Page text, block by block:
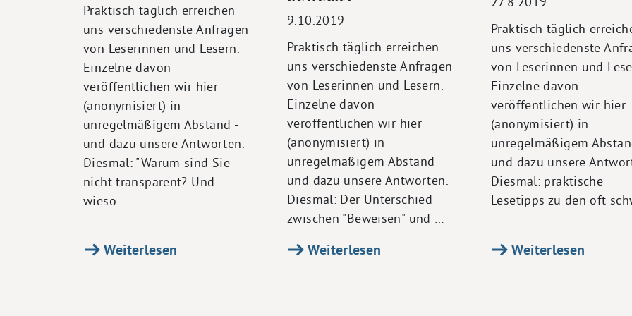
Praktisch täglich erreichen
uns verschiedenste Anfragen
von Leserinnen und Lesern.
Einzelne davon
veröffentlichen wir hier
(anonymisiert) in
unregelmäßigem Abstand -
und dazu unsere Antworten.
Diesmal: "Warum sind Sie
nicht transparent? Und
wieso…
Weiterlesen
9.10.2019
Praktisch täglich erreichen
uns verschiedenste Anfragen
von Leserinnen und Lesern.
Einzelne davon
veröffentlichen wir hier
(anonymisiert) in
unregelmäßigem Abstand -
und dazu unsere Antworten.
Diesmal: Der Unterschied
zwischen "Beweisen" und …
Weiterlesen
Praktisch täglich
uns verschiedenste
von Leserinnen und
Einzelne davon
veröffentlichen wir hier
(anonymisiert) in
unregelmäßigem
und dazu unsere
Diesmal: praktische
Lesetipps zu den oft
Weiterlesen